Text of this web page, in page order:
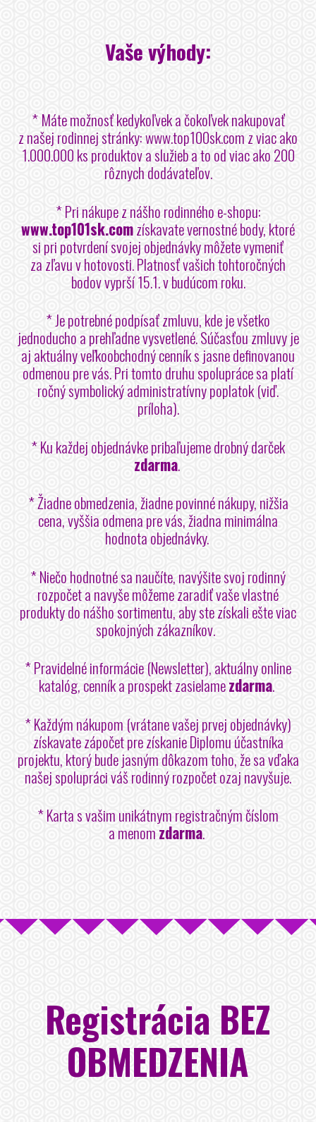
Vaše výhody:
* Máte možnosť kedykoľvek a čokoľvek nakupovať
z našej rodinnej stránky: www.top100sk.com z viac ako
1.000.000 ks produktov a služieb a to od viac ako 200
rôznych dodávateľov.
* Pri nákupe z nášho rodinného e-shopu:
www.top101sk.comzískavate vernostné body, ktoré
si pri potvrdení svojej objednávky môžete vymeniť
za zľavu v hotovosti. Platnosť vašich tohtoročných
bodov vyprší 15.1. v budúcom roku.
* Je potrebné podpísať zmluvu, kde je všetko
jednoducho a prehľadne vysvetlené. Súčasťou zmluvy je
aj aktuálny veľkoobchodný cenník s jasne definovanou
odmenou pre vás. Pri tomto druhu spolupráce sa platí
ročný symbolický administratívny poplatok (viď.
príloha).
* Ku každej objednávke pribaľujeme drobný darček
zdarma.
* Žiadne obmedzenia, žiadne povinné nákupy, nižšia
cena, vyššia odmena pre vás, žiadna minimálna
hodnota objednávky.
* Niečo hodnotné sa naučíte, navýšite svoj rodinný
rozpočet a navyše môžeme zaradiť vaše vlastné
produkty do nášho sortimentu, aby ste získali ešte viac
spokojných zákazníkov.
* Pravidelné informácie (Newsletter), aktuálny online
katalóg, cenník a prospekt zasielamezdarma.
* Každým nákupom (vrátane vašej prvej objednávky)
získavate zápočet pre získanie Diplomu účastníka
projektu, ktorý bude jasným dôkazom toho, že sa vďaka
našej spolupráci váš rodinný rozpočet ozaj navyšuje.
* Karta s vašim unikátnym registračným číslom
a menomzdarma.
Registrácia BEZ
OBMEDZENIA